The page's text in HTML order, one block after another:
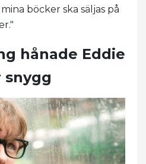
böcker ska säljas på
hånade Eddie
snygg